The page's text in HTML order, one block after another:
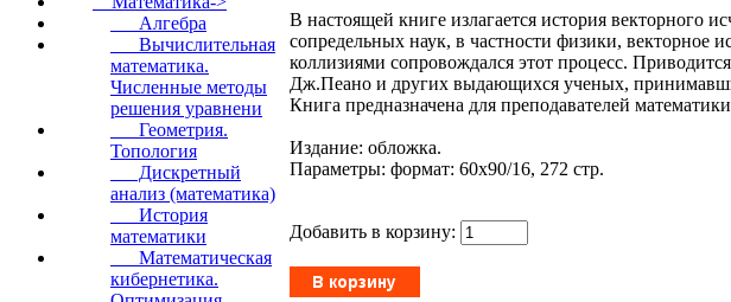
Алгебра
Вычислительная
математика.
Численные методы
решения уравнени
Геометрия.
Топология
Дискретный
анализ (математика)
История
математики
Математическая
кибернетика.
В настоящей книге излагается история векторного
сопредельных наук, в частности физики, векторное
коллизиями сопровождался этот процесс.
Дж.Пеано и других выдающихся ученых,
Книга предназначена для преподавателей
Издание: обложка.
Параметры: формат: 60x90/16, 272 стр.
Добавить в корзину: